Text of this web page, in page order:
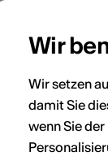
Wir
Wir setzen
damit Sie
wenn Sie